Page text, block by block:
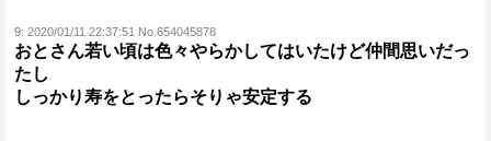
9: 2020/01/11 22:37:51 No.654045878
おとさん若い頃は色々やらかしてはいたけど仲間思いだっ
たし
しっかり寿をとったらそりゃ安定する